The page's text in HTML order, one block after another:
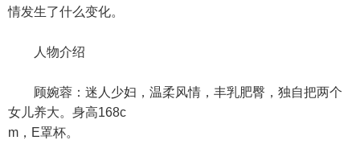
情发生了什么变化。
人物介绍
顾婉蓉：迷人少妇，温柔风情，丰乳肥臀，独自把两个
女儿养大。身高168c
m，E罩杯。